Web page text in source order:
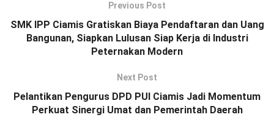
Previous Post
SMK IPP Ciamis Gratiskan Biaya Pendaftaran dan Uang
Bangunan, Siapkan Lulusan Siap Kerja di Industri
Peternakan Modern
Next Post
Pelantikan Pengurus DPD PUI Ciamis Jadi Momentum
Perkuat Sinergi Umat dan Pemerintah Daerah